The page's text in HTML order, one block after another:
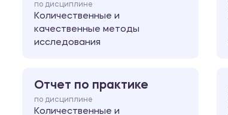
по дисциплине
Количественные и
качественные методы
исследования
Отчет по практике
по дисциплине
Количественные и